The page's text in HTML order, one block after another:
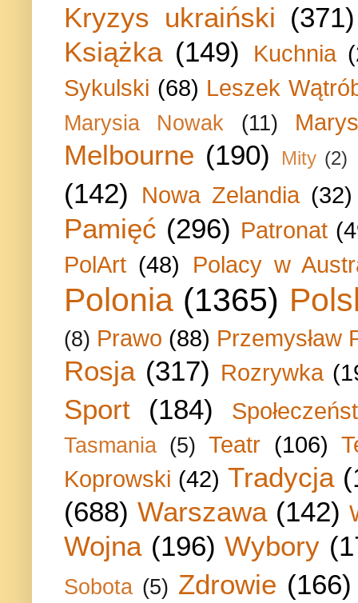
Kryzys ukraiński (371)
Książka (149) Kuchnia
Sykulski (68) Leszek
Marysia Nowak (11)
Melbourne (190) Mity (2)
(142) Nowa Zelandia (32)
Pamięć (296) Patronat
PolArt (48) Polacy w
Polonia (1365)
(8) Prawo (88) Przemysław
Rosja (317) Rozrywka
Sport (184)
Tasmania (5) Teatr (106)
Koprowski (42) Tradycja
(688) Warszawa (142)
Wojna (196) Wybory
Sobota (5) Zdrowie (166)